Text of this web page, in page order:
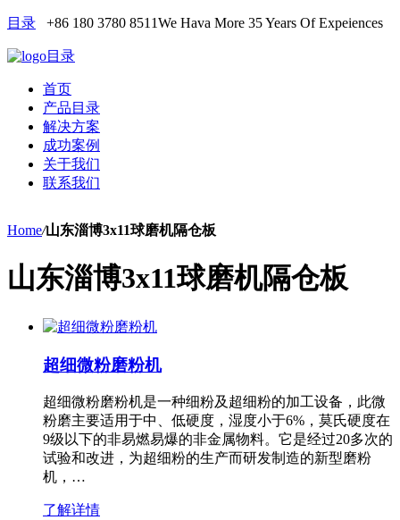
目录 +86 180 3780 8511We Hava More 35 Years Of Expeiences
目录
首页
产品目录
解决方案
成功案例
关于我们
联系我们
Home/山东淄博3x11球磨机隔仓板
山东淄博3x11球磨机隔仓板
超细微粉磨粉机
超细微粉磨粉机是一种细粉及超细粉的加工设备，此微
粉磨主要适用于中、低硬度，湿度小于6%，莫氏硬度在
9级以下的非易燃易爆的非金属物料。它是经过20多次的
试验和改进，为超细粉的生产而研发制造的新型磨粉
机，…
了解详情